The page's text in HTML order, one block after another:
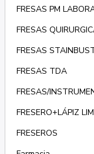
FRESAS PM
FRESAS
FRESAS
FRESAS TDA
FRESAS/
FRESERO+LÁPIZ
FRESEROS